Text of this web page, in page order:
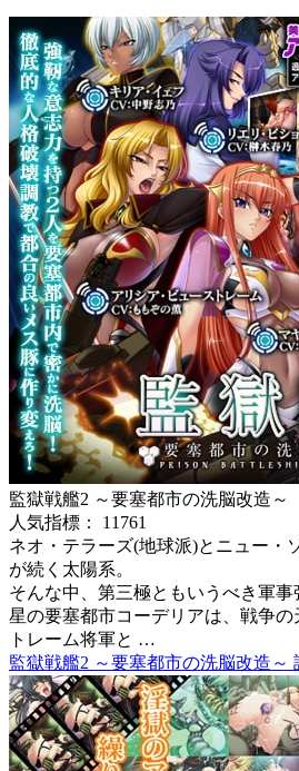
監獄戦艦2 ～要塞都市の洗脳改造～
人気指標： 11761
ネオ・テラーズ(地球派)とニュー・
が続く太陽系。
そんな中、第三極ともいうべき軍
星の要塞都市コーデリアは、戦争
トレーム将軍と …
監獄戦艦2 ～要塞都市の洗脳改造～